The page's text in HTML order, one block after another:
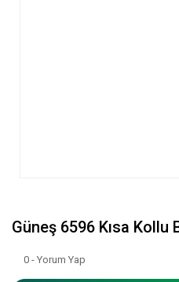
Güneş 6596 Kısa Kollu
0 - Yorum Yap